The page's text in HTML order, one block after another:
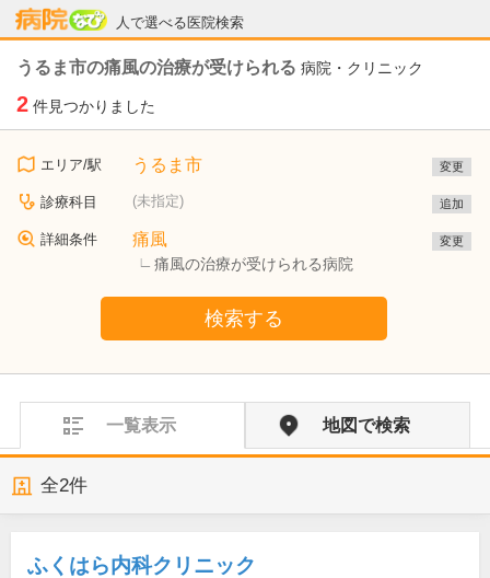
人で選べる医院検索
病院なび
うるま市の痛風の治療が受けられる 病院・クリニック
2 件見つかりました
エリア/駅 うるま市 変更
診療科目 (未指定) 追加
詳細条件 痛風
痛風の治療が受けられる病院
変更
検索する
一覧表示 地図で検索
全2件
ふくはら内科クリニック